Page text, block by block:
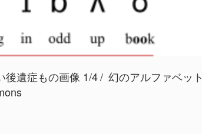
後遺症もの画像 1/4
幻のアルファベット